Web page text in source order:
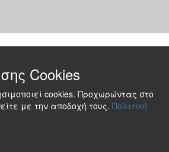
Cookies
cookies. Προχωρώντας στο
με την αποδοχή τους. Πολιτική